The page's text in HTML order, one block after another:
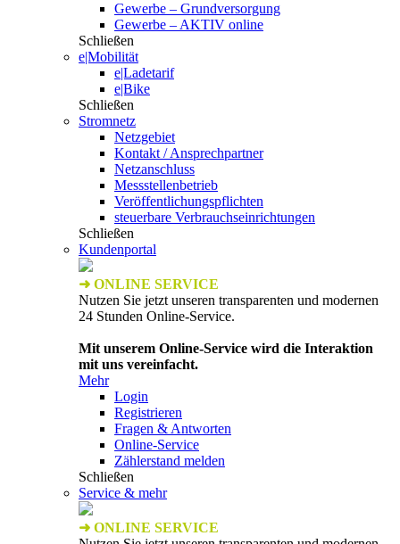
Gewerbe – Grundversorgung
Gewerbe – AKTIV online
Schließen
e|Mobilität
e|Ladetarif
e|Bike
Schließen
Stromnetz
Netzgebiet
Kontakt / Ansprechpartner
Netzanschluss
Messstellenbetrieb
Veröffentlichungspflichten
steuerbare Verbrauchseinrichtungen
Schließen
Kundenportal
➜ ONLINE SERVICE
Nutzen Sie jetzt unseren transparenten und modernen
24 Stunden Online-Service.
Mit unserem Online-Service wird die Interaktion
mit uns vereinfacht.
Mehr
Login
Registrieren
Fragen & Antworten
Online-Service
Zählerstand melden
Schließen
Service & mehr
➜ ONLINE SERVICE